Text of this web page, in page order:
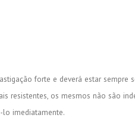
forte e deverá estar sempre
resistentes, os mesmos não são
lo imediatamente.